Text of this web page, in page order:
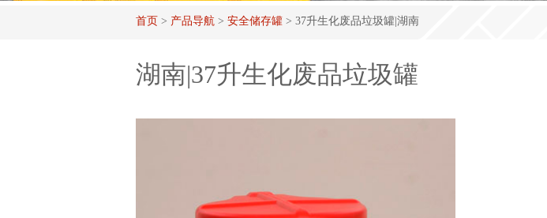
首页 > 产品导航 > 安全储存罐 > 37升生化废品垃圾罐|湖南
湖南|37升生化废品垃圾罐